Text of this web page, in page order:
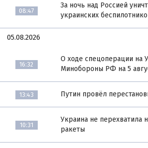
08:47
За ночь над Россией
украинских
05.08.2026
16:32
О ходе спецоперации на
Минобороны РФ на 5
13:43 Путин провёл
10:31
Украина не перехватила
ракеты